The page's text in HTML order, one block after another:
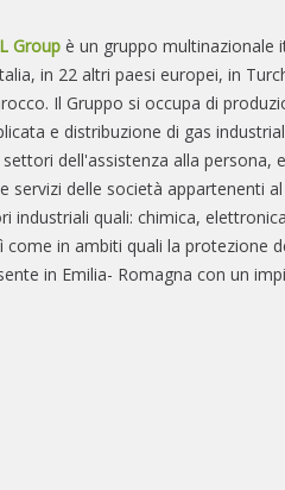
Group è un gruppo multinazionale
in 22 altri paesi europei, in
Il Gruppo si occupa di
e distribuzione di gas
dell'assistenza alla persona,
servizi delle società appartenenti
industriali quali: chimica,
in ambiti quali la protezione
in Emilia- Romagna con un